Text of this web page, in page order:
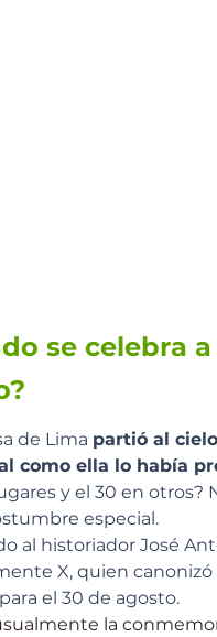
se celebra
de Lima partió al cielo
como ella lo había
y el 30 en otros?
especial.
al historiador José
X, quien canonizó
el 30 de agosto.
la